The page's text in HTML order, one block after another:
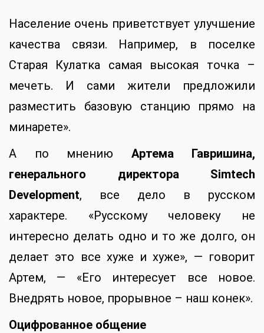
Население очень приветствует улучшение
качества связи. Например, в поселке
Старая Кулатка самая высокая точка –
мечеть. И сами жители предложили
разместить базовую станцию прямо на
минарете».
А по мнению Артема Гавришина,
генерального директора Simtech
Development, все дело в русском
характере. «Русскому человеку не
интересно делать одно и то же долго, он
делает это все хуже и хуже», — говорит
Артем, — «Его интересует все новое.
Внедрять новое, прорывное – наш конек».
Оцифрованное общение